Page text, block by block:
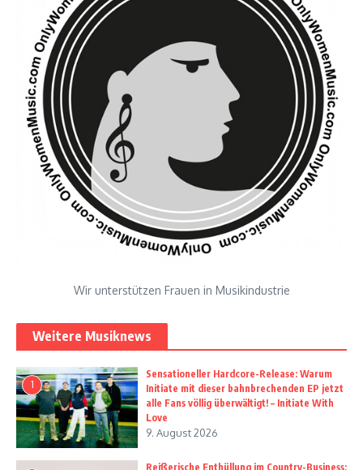
Wir unterstützen Frauen in Musikindustrie
Weitere Musiknews
1
Sensationeller Hardcore-Release: Warum
Initiate mit dieser bahnbrechenden EP jetzt
alle Fans völlig überwältigt! – Initiate With
Love
9. August 2026
Reißerische Enthüllung im Country-Business: